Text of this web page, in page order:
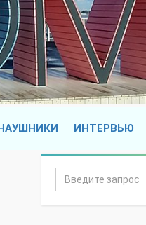
ИНТЕРВЬЮ